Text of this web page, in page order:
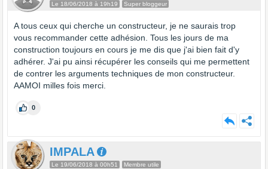
Le 18/06/2018 à 19h19 Super bloggeur
A tous ceux qui cherche un constructeur, je ne saurais trop
vous recommander cette adhésion. Tous les jours de ma
construction toujours en cours je me dis que j'ai bien fait d'y
adhérer. J'ai pu ainsi récupérer les conseils qui me permettent
de contrer les arguments techniques de mon constructeur.
AAMOI milles fois merci.
0
IMPALA
Le 19/06/2018 à 00h51 Membre utile